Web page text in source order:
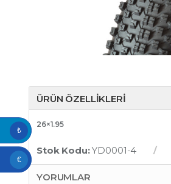
ÜRÜN ÖZELLIKLERI
26×1.95
Stok Kodu:YD0001-4
YORUMLAR
₺
€